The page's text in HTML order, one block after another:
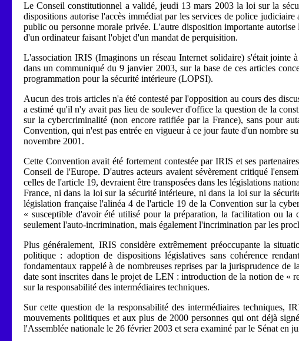
Le Conseil constitutionnel a validé, jeudi 13 mars 2003 la loi sur la
dispositions autorise l'accès immédiat par les services de police
public ou personne morale privée. L'autre disposition importante
d'un ordinateur faisant l'objet d'un mandat de perquisition.
L'association IRIS (Imaginons un réseau Internet solidaire) s'était
dans un communiqué du 9 janvier 2003, sur la base de ces articles
programmation pour la sécurité intérieure (LOPSI).
Aucun des trois articles n'a été contesté par l'opposition au cours des
a estimé qu'il n'y avait pas lieu de soulever d'office la question de la
sur la cybercriminalité (non encore ratifiée par la France), sans pour
Convention, qui n'est pas entrée en vigueur à ce jour faute d'un nombre
novembre 2001.
Cette Convention avait été fortement contestée par IRIS et ses
Conseil de l'Europe. D'autres acteurs avaient sévèrement critiqué
celles de l'article 19, devraient être transposées dans les législations
France, ni dans la loi sur la sécurité intérieure, ni dans la loi sur la
législation française l'alinéa 4 de l'article 19 de la Convention sur la
« susceptible d'avoir été utilisé pour la préparation, la facilitation ou
seulement l'auto-incrimination, mais également l'incrimination par les
Plus généralement, IRIS considère extrêmement préoccupante la
politique : adoption de dispositions législatives sans cohérence
fondamentaux rappelé à de nombreuses reprises par la jurisprudence
date sont inscrites dans le projet de LEN : introduction de la notion de «
sur la responsabilité des intermédiaires techniques.
Sur cette question de la responsabilité des intermédiaires techniques,
mouvements politiques et aux plus de 2000 personnes qui ont déjà
l'Assemblée nationale le 26 février 2003 et sera examiné par le Sénat en